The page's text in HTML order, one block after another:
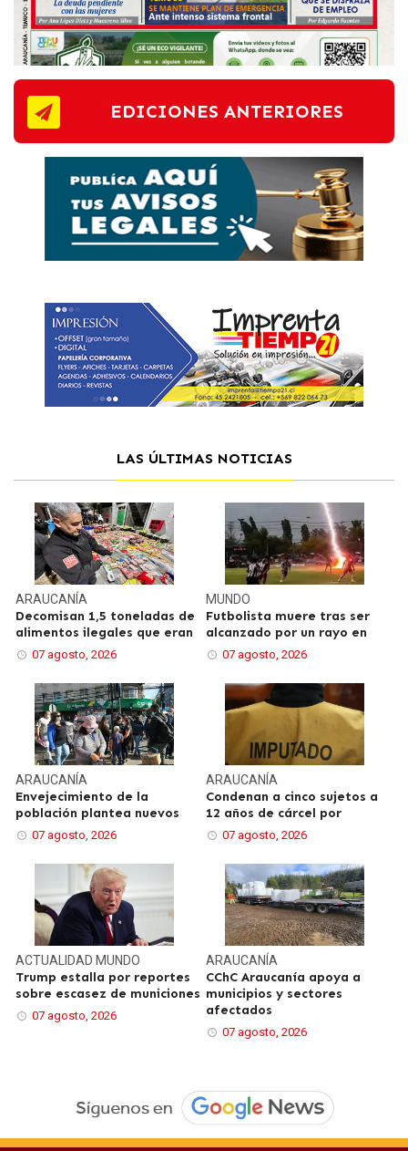
EDICIONES ANTERIORES
LAS ÚLTIMAS NOTICIAS
ARAUCANÍA
Decomisan 1,5 toneladas de
alimentos ilegales que eran
07 agosto, 2026
MUNDO
Futbolista muere tras ser
alcanzado por un rayo en
07 agosto, 2026
ARAUCANÍA
Envejecimiento de la
población plantea nuevos
07 agosto, 2026
ARAUCANÍA
Condenan a cinco sujetos a
12 años de cárcel por
07 agosto, 2026
ACTUALIDAD MUNDO
Trump estalla por reportes
sobre escasez de municiones
07 agosto, 2026
ARAUCANÍA
CChC Araucanía apoya a
municipios y sectores
afectados
07 agosto, 2026